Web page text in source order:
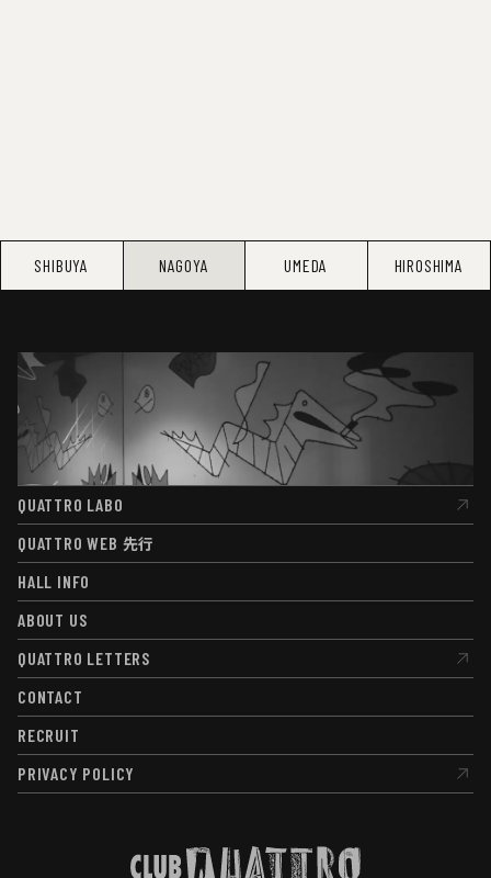
SHIBUYA NAGOYA UMEDA HIROSHIMA
QUATTRO LABO
QUATTRO LABO
QUATTRO WEB 先行
QUATTRO WEB先行
HALL INFO
HALL INFO
ABOUT US
ABOUT US
QUATTRO LETTERS
QUATTRO LETTERS
CONTACT
CONTACT
RECRUIT
RECRUIT
PRIVACY POLICY
PRIVACY POLICY